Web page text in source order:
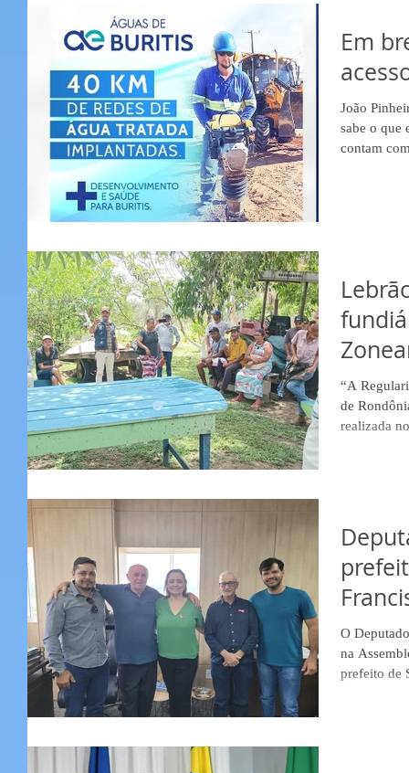
Em
João
sabe o que
contam
do
“A
de
realizada
O
na
prefeito de